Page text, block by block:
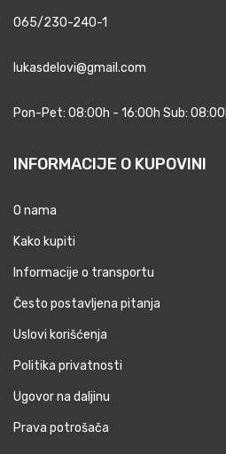
065/230-240-1
lukasdelovi@gmail.com
Pon-Pet: 08:00h - 16:00h Sub:
INFORMACIJE O KUPOVINI
O nama
Kako kupiti
Informacije o transportu
Često postavljena pitanja
Uslovi korišćenja
Politika privatnosti
Ugovor na daljinu
Prava potrošača